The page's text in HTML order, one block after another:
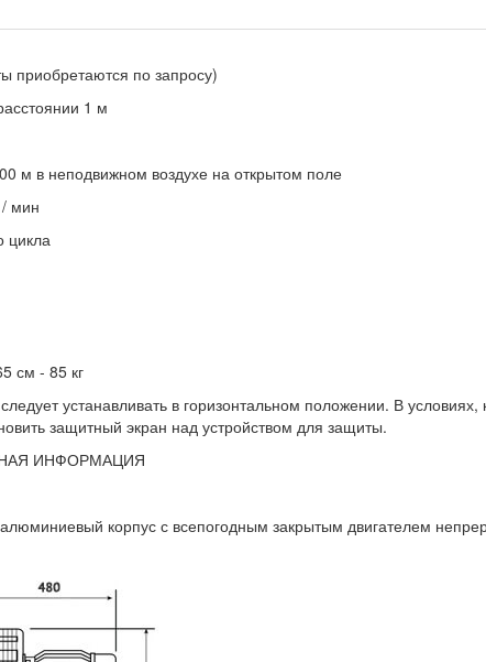
приобретаются по запросу)
1 м
м в неподвижном воздухе на открытом поле
мин
цикла
см - 85 кг
устанавливать в горизонтальном положении. В
защитный экран над устройством для защиты.
ИНФОРМАЦИЯ
корпус с всепогодным закрытым двигателем